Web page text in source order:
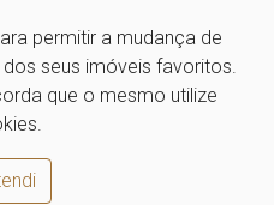
permitir a mudança de
seus imóveis favoritos.
que o mesmo utilize